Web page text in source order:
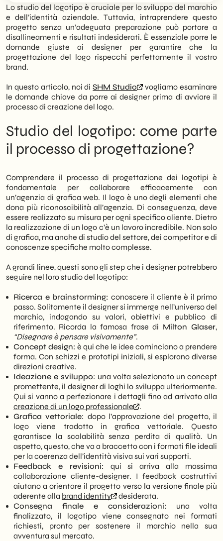
SHM Studio illustra l’importanza cruciale
dello “studio del logotipo” per costruire
un’identità aziendale solida, guidando i
clienti attraverso le domande giuste da
porre ai designer per garantire un risultato
unico e strategico.
creazione di un logo di successo non è un
atto isolato, ma un percorso che parte
dalla ricerca e dal brainstorming sui valori
del brand, passa per il concept design e lo
sviluppo vettoriale, e si perfeziona
attraverso feedback e revisioni costanti
tra cliente e designer.
Personalizzazione e Identità: Un logo deve
con il designer come le richieste
specifiche verranno integrate per creare
un’identità visiva che rispecchi
fedelmente la storia e gli obiettivi
dell’azienda, evitando soluzioni generiche.
Scalabilità Tecnica: L’uso della grafica
vettoriale è imprescindibile per assicurare
che il logo mantenga la sua qualità e
leggibilità su qualsiasi supporto, dal
piccolo schermo di uno smartphone ai
grandi cartelloni pubblicitari.
Valutazione del Portfolio: Prima di iniziare,
è fondamentale analizzare il portfolio del
designer per verificare la coerenza
stilistica e la capacità di tradurre concetti
astratti in simboli visivi efficaci e
armoniosi.
Lo studio del logotipo è cruciale per lo sviluppo del marchio
e dell’identità aziendale. Tuttavia, intraprendere questo
progetto senza un’adeguata preparazione può portare a
disallineamenti e risultati indesiderati. È essenziale porre le
domande giuste ai designer per garantire che la
progettazione del logo rispecchi perfettamente il vostro
brand.
In questo articolo, noi diSHM Studio
vogliamo esaminare
le domande chiave da porre ai designer prima di avviare il
processo di creazione del logo.
Studio del logotipo: come parte
il processo di progettazione?
Comprendere il processo di progettazione dei logotipi è
fondamentale per collaborare efficacemente con
un’agenzia di grafica web. Il logo è uno degli elementi che
dona più riconoscibilità all’agenzia. Di conseguenza, deve
essere realizzato su misura per ogni specifico cliente. Dietro
la realizzazione di un logo c’è un lavoro incredibile. Non solo
di grafica, ma anche di studio del settore, dei competitor e di
conoscenze specifiche molto complesse.
A grandi linee, questi sono gli step che i designer potrebbero
seguire nel loro studio del logotipo:
Ricerca e brainstorming: conoscere il cliente è il primo
passo. Solitamente il designer si immerge nell’universo del
marchio, indagando su valori, obiettivi e pubblico di
riferimento. Ricorda la famosa frase di Milton Glaser,
“Disegnare è pensare visivamente”.
Concept design: è qui che le idee cominciano a prendere
forma. Con schizzi e prototipi iniziali, si esplorano diverse
direzioni creative.
Ideazione e sviluppo: una volta selezionato un concept
promettente, il designer di loghi lo sviluppa ulteriormente.
Qui si vanno a perfezionare i dettagli fino ad arrivato alla
creazione di un logo professionale
.
Grafica vettoriale: dopo l’approvazione del progetto, il
logo viene tradotto in grafica vettoriale. Questo
garantisce la scalabilità senza perdita di qualità. Un
aspetto, questo, che va a braccetto con i formati file ideali
per la coerenza dell’identità visiva sui vari supporti.
Feedback e revisioni: qui si arriva alla massima
collaborazione cliente-designer. I feedback costruttivi
aiutano a orientare il progetto verso la versione finale più
aderente alla brand identity
desiderata.
Consegna finale e considerazioni:
una volta
finalizzato, il logotipo viene consegnato nei formati
richiesti, pronto per sostenere il marchio nella sua
avventura sul mercato.